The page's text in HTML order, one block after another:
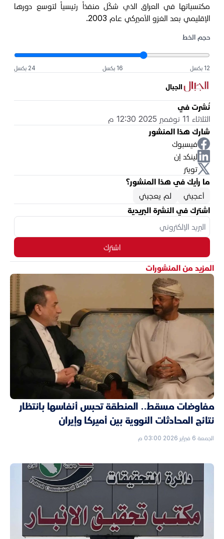
مكتسباتها في العراق الذي شكّل منفذاً رئيسياً لتوسع دورها
الإقليمي بعد الغزو الأميركي عام 2003.
حجم الخط
12 بكسل 16 بكسل 24 بكسل
الجبال
نُشرت في
الثلاثاء 11 نوفمبر 2025 12:30 م
شارك هذا المنشور
فيسبوك
لينكد إن
تويتر
ما رأيك في هذا المنشور؟
أعجبني
لم يعجبني
اشترك في النشرة البريدية
اشترك
المزيد من المنشورات
مفاوضات مسقط.. المنطقة تحبس أنفاسها بانتظار
نتائج المحادثات النووية بين أميركا وإيران
الجمعة 6 فبراير 2026 03:00 م